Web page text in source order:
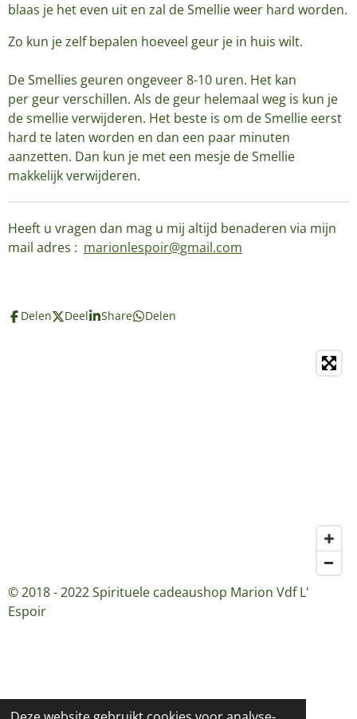
blaas je het even uit en zal de Smellie weer hard worden.
Zo kun je zelf bepalen hoeveel geur je in huis wilt.
De Smellies geuren ongeveer 8-10 uren. Het kan
per geur verschillen. Als de geur helemaal weg is kun je
de smellie verwijderen. Het beste is om de Smellie eerst
hard te laten worden en dan een paar minuten
aanzetten. Dan kun je met een mesje de Smellie
makkelijk verwijderen.
Heeft u vragen dan mag u mij altijd benaderen via mijn
mail adres : marionlespoir@gmail.com
Delen Deel Share Delen
© 2018 - 2022 Spirituele cadeaushop Marion Vdf L'
Espoir